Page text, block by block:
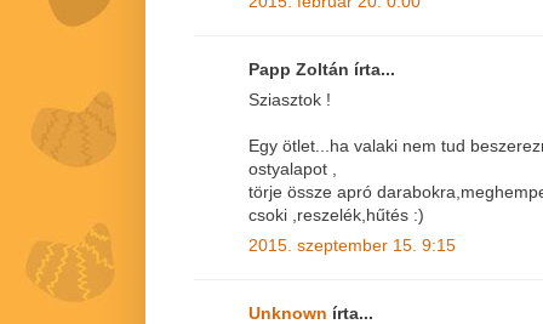
Papp Zoltán írta...
Sziasztok !
Egy ötlet...ha valaki nem tud
ostyalapot ,
törje össze apró
csoki ,reszelék,hűtés :)
2015. szeptember 15. 9:15
Unknown írta...